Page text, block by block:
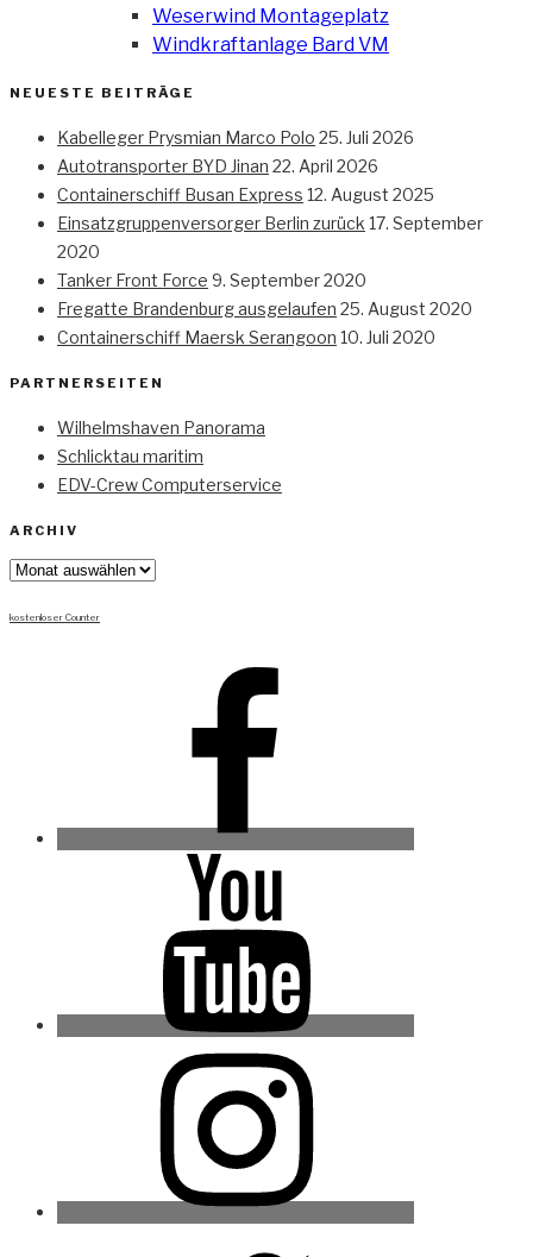
Weserwind Montageplatz
Windkraftanlage Bard VM
NEUESTE BEITRÄGE
Kabelleger Prysmian Marco Polo 25. Juli 2026
Autotransporter BYD Jinan 22. April 2026
Containerschiff Busan Express 12. August 2025
Einsatzgruppenversorger Berlin zurück 17. September
2020
Tanker Front Force 9. September 2020
Fregatte Brandenburg ausgelaufen 25. August 2020
Containerschiff Maersk Serangoon 10. Juli 2020
PARTNERSEITEN
Wilhelmshaven Panorama
Schlicktau maritim
EDV-Crew Computerservice
ARCHIV
Archiv
kostenloser Counter